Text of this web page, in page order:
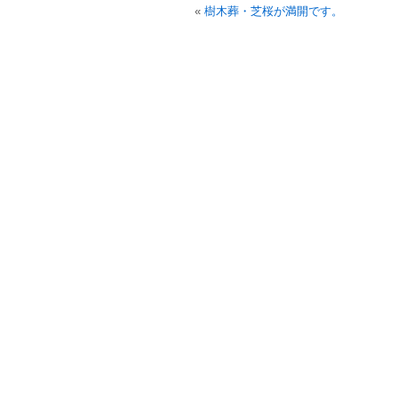
« 樹木葬・芝桜が満開です。